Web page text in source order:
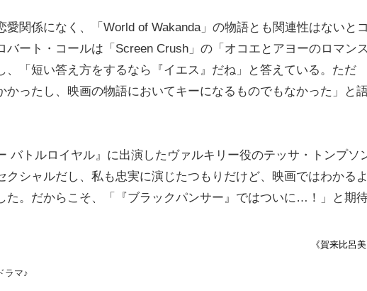
関係になく、「World of Wakanda」の物語とも関連性はないと
バート・コールは「Screen Crush」の「オコエとアヨーのロマン
、「短い答え方をするなら『イエス』だね」と答えている。ただ
かったし、映画の物語においてキーになるものでもなかった」と
バトルロイヤル』に出演したヴァルキリー役のテッサ・トンプソ
クシャルだし、私も忠実に演じたつもりだけど、映画ではわかる
た。だからこそ、「『ブラックパンサー』ではついに…！」と期
《賀来比呂
ラマ♪